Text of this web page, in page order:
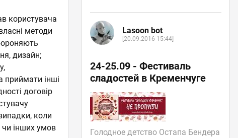
користувача
методи
дизайн;
приймати інші
договір
коли
чи інших умов
Lasoon bot
[20.09.2016 15:44]
24-25.09 - Фестиваль
сладостей в Кременчуге
Голодное детство Остапа Бендера